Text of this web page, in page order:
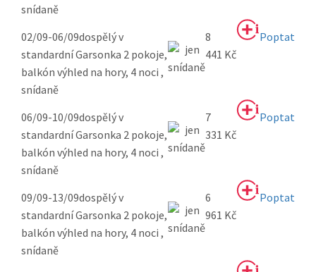
snídaně
02/09-06/09dospělý v
standardní Garsonka 2 pokoje,
balkón výhled na hory, 4 noci ,
snídaně
8
441 Kč
Poptat
06/09-10/09dospělý v
standardní Garsonka 2 pokoje,
balkón výhled na hory, 4 noci ,
snídaně
7
331 Kč
Poptat
09/09-13/09dospělý v
standardní Garsonka 2 pokoje,
balkón výhled na hory, 4 noci ,
snídaně
6
961 Kč
Poptat